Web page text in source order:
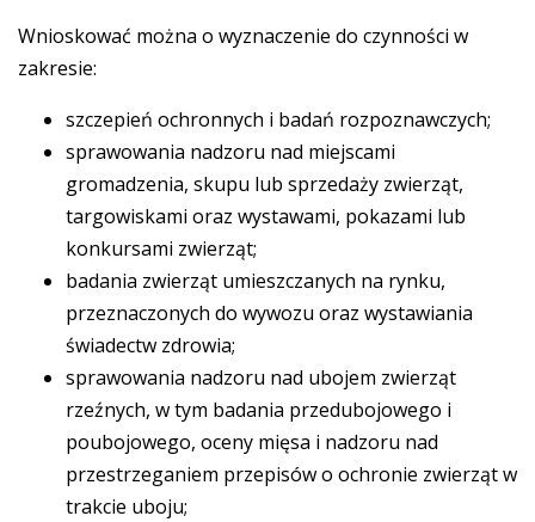
Wnioskować można o wyznaczenie do czynności w
zakresie:
szczepień ochronnych i badań rozpoznawczych;
sprawowania nadzoru nad miejscami
gromadzenia, skupu lub sprzedaży zwierząt,
targowiskami oraz wystawami, pokazami lub
konkursami zwierząt;
badania zwierząt umieszczanych na rynku,
przeznaczonych do wywozu oraz wystawiania
świadectw zdrowia;
sprawowania nadzoru nad ubojem zwierząt
rzeźnych, w tym badania przedubojowego i
poubojowego, oceny mięsa i nadzoru nad
przestrzeganiem przepisów o ochronie zwierząt w
trakcie uboju;